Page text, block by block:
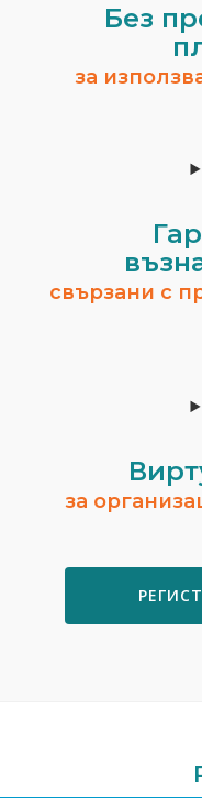
Без
за
свързани с
за